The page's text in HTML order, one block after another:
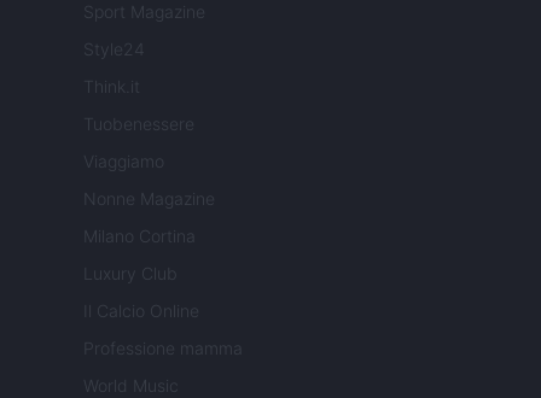
Sport Magazine
Style24
Think.it
Tuobenessere
Viaggiamo
Nonne Magazine
Milano Cortina
Luxury Club
Il Calcio Online
Professione mamma
World Music